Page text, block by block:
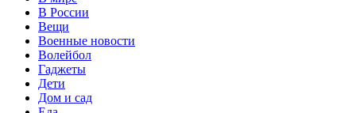
В России
Вещи
Военные новости
Волейбол
Гаджеты
Дети
Дом и сад